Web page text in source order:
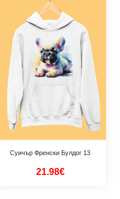
Суичър Френски Булдог 13
21.98€